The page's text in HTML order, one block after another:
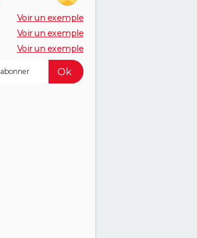
Voir un exemple
Voir un exemple
Voir un exemple